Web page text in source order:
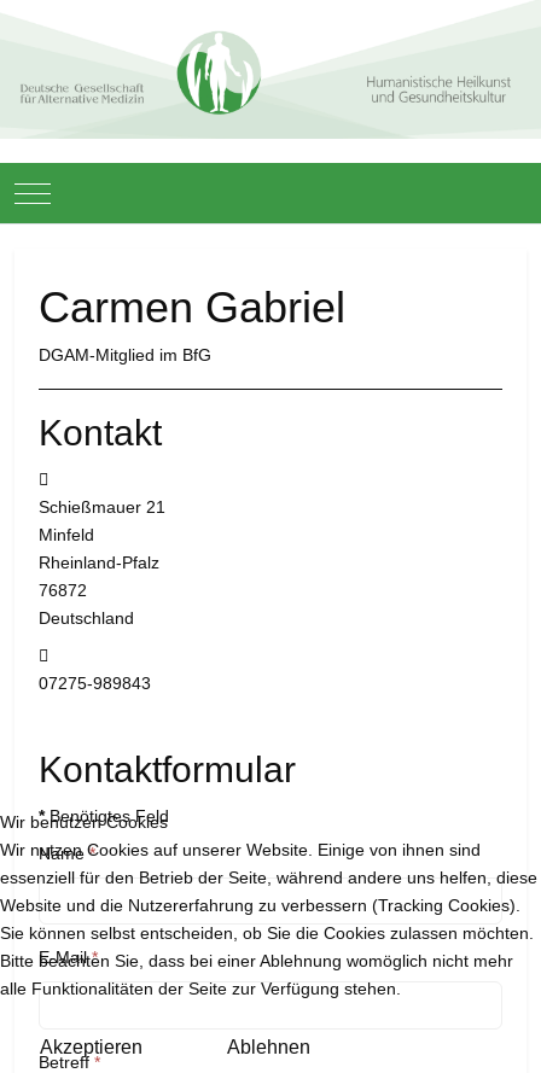
Mobile Menu Toggle
Carmen Gabriel
DGAM-Mitglied im BfG
Kontakt
Schießmauer 21
Minfeld
Rheinland-Pfalz
76872
Deutschland
07275-989843
Kontaktformular
*Benötigtes Feld
Name*
E-Mail*
Betreff *
Wir benutzen Cookies
Wir nutzen Cookies auf unserer Website. Einige von ihnen sind
essenziell für den Betrieb der Seite, während andere uns helfen, diese
Website und die Nutzererfahrung zu verbessern (Tracking Cookies).
Sie können selbst entscheiden, ob Sie die Cookies zulassen möchten.
Bitte beachten Sie, dass bei einer Ablehnung womöglich nicht mehr
alle Funktionalitäten der Seite zur Verfügung stehen.
Akzeptieren Ablehnen